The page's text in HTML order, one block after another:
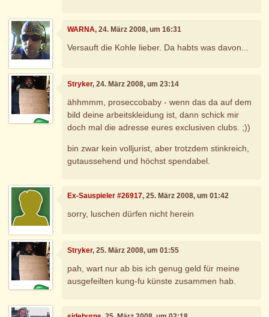
WARNA, 24. März 2008, um 16:31
Versauft die Kohle lieber. Da habts was davon...
Stryker, 24. März 2008, um 23:14
ähhmmm, proseccobaby - wenn das da auf dem
bild deine arbeitskleidung ist, dann schick mir
doch mal die adresse eures exclusiven clubs. ;))
bin zwar kein volljurist, aber trotzdem stinkreich,
gutaussehend und höchst spendabel.
Ex-Sauspieler #26917, 25. März 2008, um 01:42
sorry, luschen dürfen nicht herein
Stryker, 25. März 2008, um 01:55
pah, wart nur ab bis ich genug geld für meine
ausgefeilten kung-fu künste zusammen hab.